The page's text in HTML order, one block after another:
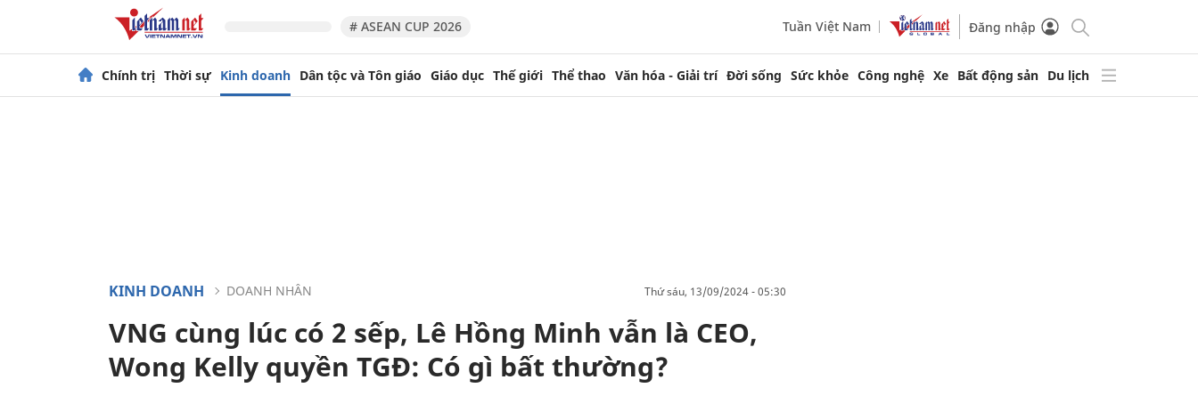
# ASEAN CUP 2026 Tuần Việt Nam Đăng nhập
Chính trị Thời sự Kinh doanh Dân tộc và Tôn giáo Giáo dục Thế giới Thể thao Văn hóa - Giải trí Đời sống Sức khỏe Công nghệ Xe Bất động sản Du lịch
KINH DOANH DOANH NHÂN thứ sáu, 13/09/2024 - 05:30
VNG cùng lúc có 2 sếp, Lê Hồng Minh vẫn là CEO,
Wong Kelly quyền TGĐ: Có gì bất thường?